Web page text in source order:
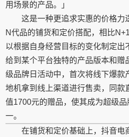
用场景的产品。」
这是一种更追求实惠的价格力
N代品的铺货和定价搭配，相比
以根据自身经营目标的变化制定出
给到某个平台独特的产品版本和赠
级品牌日活动中，首次将线下爆款
地机拿到线上渠道进行售卖，同款
值1700元的赠品，使其成为超级
一。
在铺货和定价基础上，抖音电